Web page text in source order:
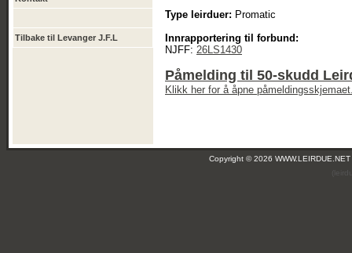
Tilbake til Levanger J.F.L
Type leirduer: Promatic
Innrapportering til forbund:
NJFF: 26LS1430
Påmelding til 50-skudd
Klikk her for å åpne
Copyright © 2026